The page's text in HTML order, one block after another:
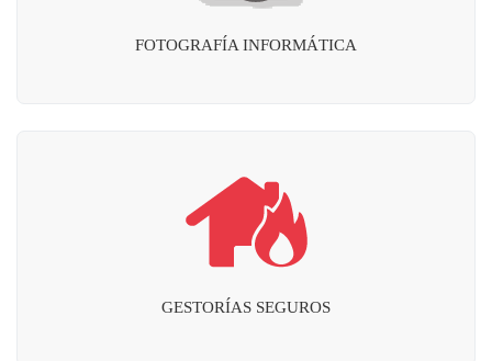
FOTOGRAFÍA INFORMÁTICA
GESTORÍAS SEGUROS